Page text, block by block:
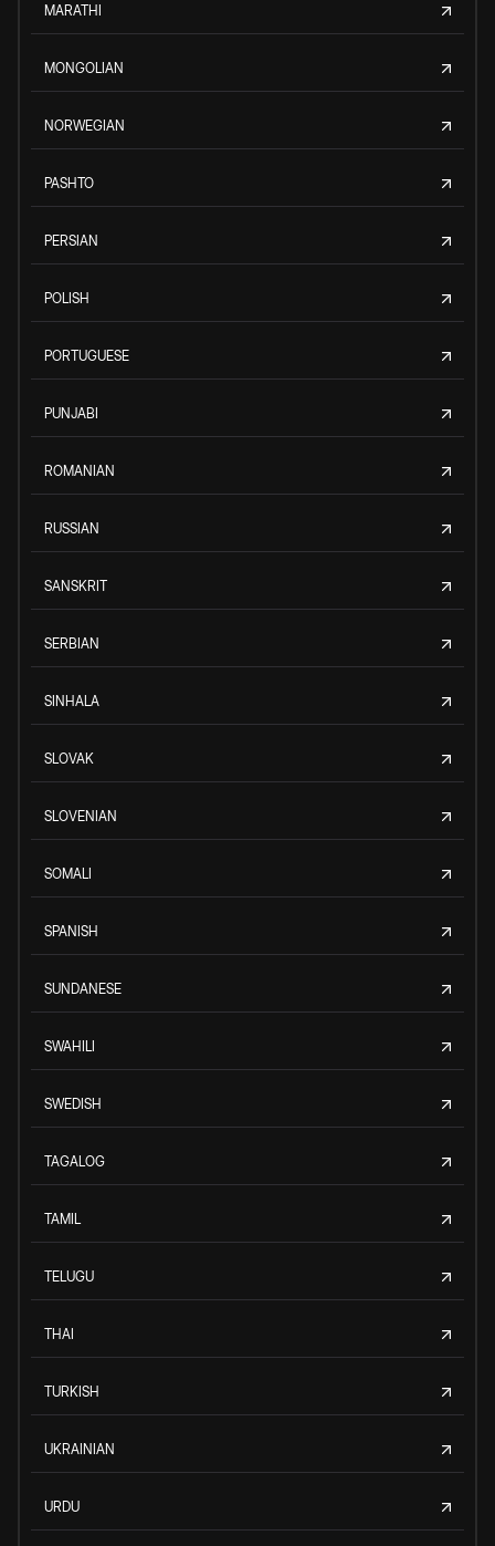
MARATHI
MONGOLIAN
NORWEGIAN
PASHTO
PERSIAN
POLISH
PORTUGUESE
PUNJABI
ROMANIAN
RUSSIAN
SANSKRIT
SERBIAN
SINHALA
SLOVAK
SLOVENIAN
SOMALI
SPANISH
SUNDANESE
SWAHILI
SWEDISH
TAGALOG
TAMIL
TELUGU
THAI
TURKISH
UKRAINIAN
URDU